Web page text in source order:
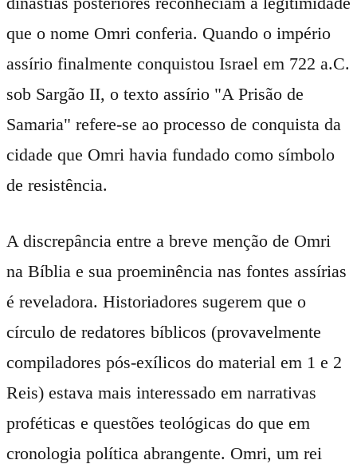
que o nome Omri conferia. Quando o império
assírio finalmente conquistou Israel em 722 a.C.
sob Sargão II, o texto assírio "A Prisão de
Samaria" refere-se ao processo de conquista da
cidade que Omri havia fundado como símbolo
de resistência.
A discrepância entre a breve menção de Omri
na Bíblia e sua proeminência nas fontes assírias
é reveladora. Historiadores sugerem que o
círculo de redatores bíblicos (provavelmente
compiladores pós-exílicos do material em 1 e 2
Reis) estava mais interessado em narrativas
proféticas e questões teológicas do que em
cronologia política abrangente. Omri, um rei